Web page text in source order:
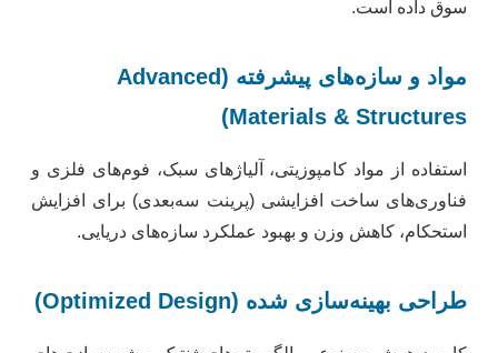
سوق داده است.
مواد و سازه‌های پیشرفته (Advanced
Materials & Structures)
استفاده از مواد کامپوزیتی، آلیاژهای سبک، فوم‌های فلزی و
فناوری‌های ساخت افزایشی (پرینت سه‌بعدی) برای افزایش
استحکام، کاهش وزن و بهبود عملکرد سازه‌های دریایی.
طراحی بهینه‌سازی شده (Optimized Design)